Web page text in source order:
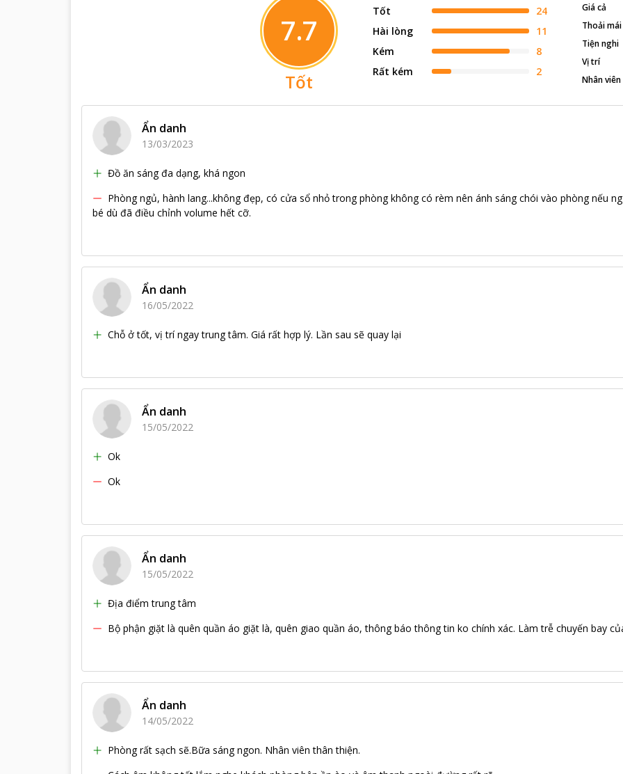
7.7
Tốt
Tốt
24
Hài lòng
11
Kém
8
Rất kém
2
Giá cả
Thoải mái
Tiện nghi
Vị trí
Nhân viên
Ẩn danh
13/03/2023
Đồ ăn sáng đa dạng, khá ngon
Phòng ngủ, hành lang...không đẹp, có cửa sổ nhỏ trong phòng không có rèm nên ánh sáng chói vào phòng nếu
bé dù đã điều chỉnh volume hết cỡ.
Ẩn danh
16/05/2022
Chỗ ở tốt, vị trí ngay trung tâm. Giá rất hợp lý. Lần sau sẽ quay lại
Ẩn danh
15/05/2022
Ok
Ok
Ẩn danh
15/05/2022
Địa điểm trung tâm
Bộ phận giặt là quên quần áo giặt là, quên giao quần áo, thông báo thông tin ko chính xác. Làm trễ chuyến bay
Ẩn danh
14/05/2022
Phòng rất sạch sẽ.Bữa sáng ngon. Nhân viên thân thiện.